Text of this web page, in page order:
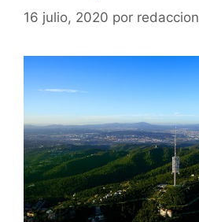
16 julio, 2020 por redaccion